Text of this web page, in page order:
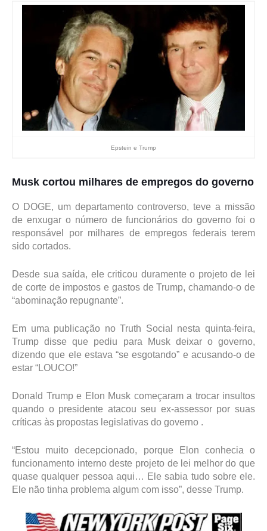
Epstein e Trump
Musk cortou milhares de empregos do governo
O DOGE, um departamento controverso, teve a missão
de enxugar o número de funcionários do governo foi o
responsável por milhares de empregos federais terem
sido cortados.
Desde sua saída, ele criticou duramente o projeto de lei
de corte de impostos e gastos de Trump, chamando-o de
“abominação repugnante”.
Em uma publicação no Truth Social nesta quinta-feira,
Trump disse que pediu para Musk deixar o governo,
dizendo que ele estava “se esgotando” e acusando-o de
estar “LOUCO!”
Donald Trump e Elon Musk começaram a trocar insultos
quando o presidente atacou seu ex-assessor por suas
críticas às propostas legislativas do governo .
“Estou muito decepcionado, porque Elon conhecia o
funcionamento interno deste projeto de lei melhor do que
quase qualquer pessoa aqui… Ele sabia tudo sobre ele.
Ele não tinha problema algum com isso”, desse Trump.